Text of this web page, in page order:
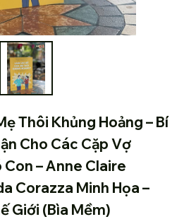
Thôi Khủng Hoảng – Bí
Cho Các Cặp Vợ
– Anne Claire
Corazza Minh Họa –
Giới (Bìa Mềm)